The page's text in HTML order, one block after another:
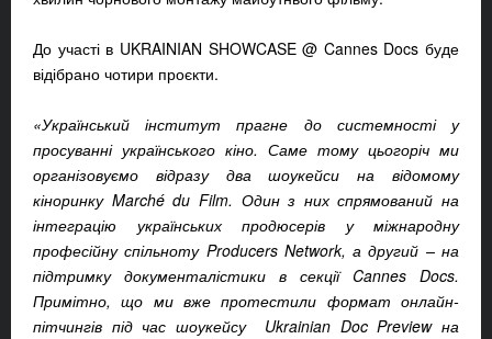
До участі в UKRAINIAN SHOWCASE @ Cannes Docs буде
відібрано чотири проєкти.
«Український інститут прагне до системності у
просуванні українського кіно. Саме тому цьогоріч ми
організовуємо відразу два шоукейси на відомому
кіноринку Marché du Film. Один з них спрямований на
інтеграцію українських продюсерів у міжнародну
професійну спільноту Producers Network, а другий – на
підтримку документалістики в секції Cannes Docs.
Примітно, що ми вже протестили формат онлайн-
пітчингів під час шоукейсу Ukrainian Doc Preview на